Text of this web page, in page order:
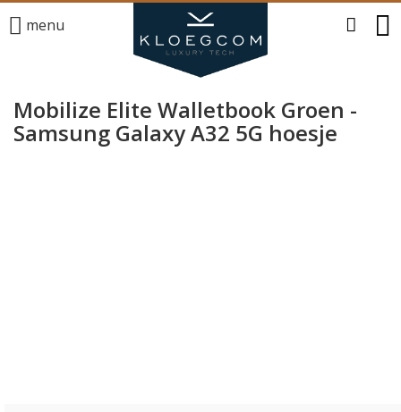
menu
Mobilize Elite Walletbook Groen -
Samsung Galaxy A32 5G hoesje